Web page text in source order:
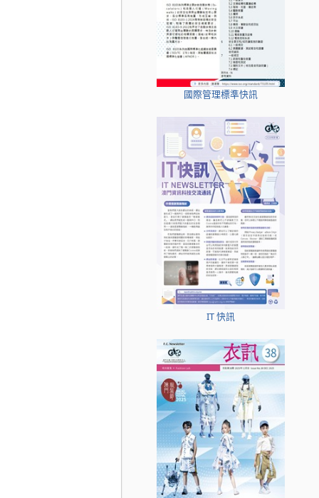
國際管理標準快訊
IT 快訊